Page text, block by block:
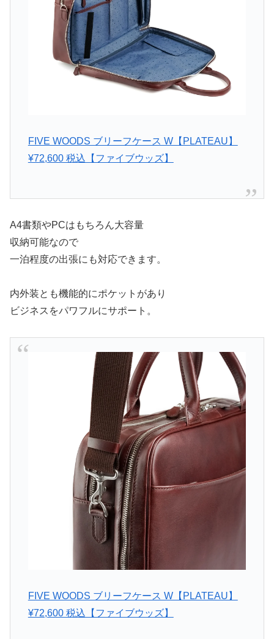
FIVE WOODS ブリーフケース W【PLATEAU】
¥72,600 税込【ファイブウッズ】
A4書類やPCはもちろん大容量
収納可能なので
一泊程度の出張にも対応できます。
内外装とも機能的にポケットがあり
ビジネスをパワフルにサポート。
FIVE WOODS ブリーフケース W【PLATEAU】
¥72,600 税込【ファイブウッズ】